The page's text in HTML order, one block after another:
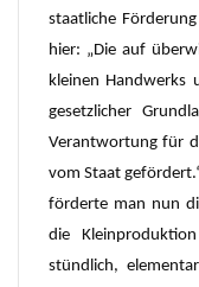
staatliche
hier: „Die auf
kleinen Handwerks
gesetzlicher
Verantwortung für
vom Staat
förderte man nun
die
stündlich,